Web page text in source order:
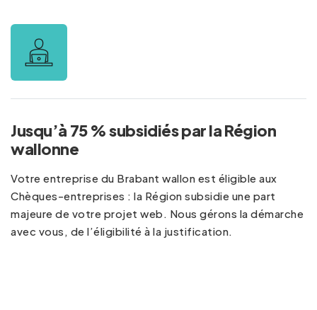
Jusqu’à 75 % subsidiés par la Région
wallonne
Votre entreprise du Brabant wallon est éligible aux
Chèques-entreprises : la Région subsidie une part
majeure de votre projet web. Nous gérons la démarche
avec vous, de l’éligibilité à la justification.